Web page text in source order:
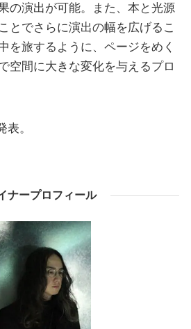
の演出が可能。また、本と光源
とでさらに演出の幅を広げるこ
を旅するように、ページをめく
空間に大きな変化を与えるプロ
。
ナープロフィール